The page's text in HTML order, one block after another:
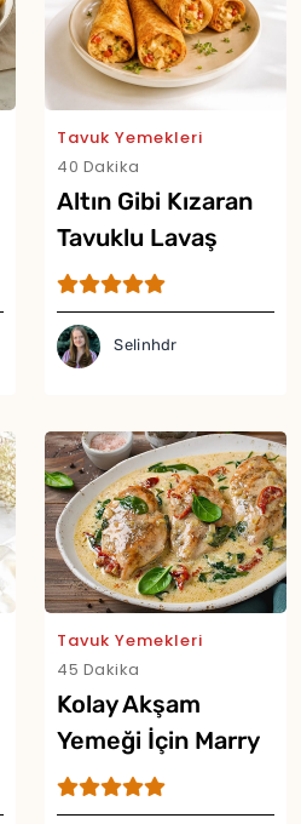
Tavuk Yemekleri
40 Dakika
Altın Gibi Kızaran
Tavuklu Lavaş
Külahı Tarifi
Selinhdr
Tavuk Yemekleri
45 Dakika
Kolay Akşam
Yemeği İçin Marry
Me Chicken Tarifi